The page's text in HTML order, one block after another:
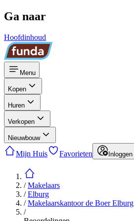
Ga naar
Hoofdinhoud
Menu
Kopen
Huren
Verkopen
Nieuwbouw
Mijn Huis Favorieten Inloggen
/Makelaars
/Elburg
/Makelaarskantoor de Boer Elburg
/